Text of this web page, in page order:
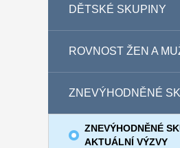
DĚTSKÉ SKUPINY
ROVNOST ŽEN A
ZNEVÝHODNĚNÉ
ZNEVÝHODNĚNÉ
AKTUÁLNÍ VÝZVY